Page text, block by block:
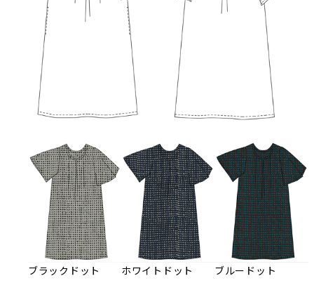
ブラックドット ホワイトドット ブルードット